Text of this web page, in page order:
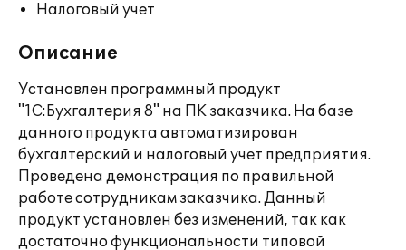
Налоговый учет
Описание
Установлен программный продукт
"1С:Бухгалтерия 8" на ПК заказчика. На базе
данного продукта автоматизирован
бухгалтерский и налоговый учет предприятия.
Проведена демонстрация по правильной
работе сотрудникам заказчика. Данный
продукт установлен без изменений, так как
достаточно функциональности типовой